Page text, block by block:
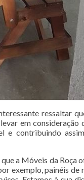
ressaltar
em consideração
e contribuindo
a Móveis da Roça
exemplo, painéis de